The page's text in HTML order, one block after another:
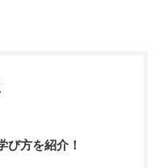
方を紹介！